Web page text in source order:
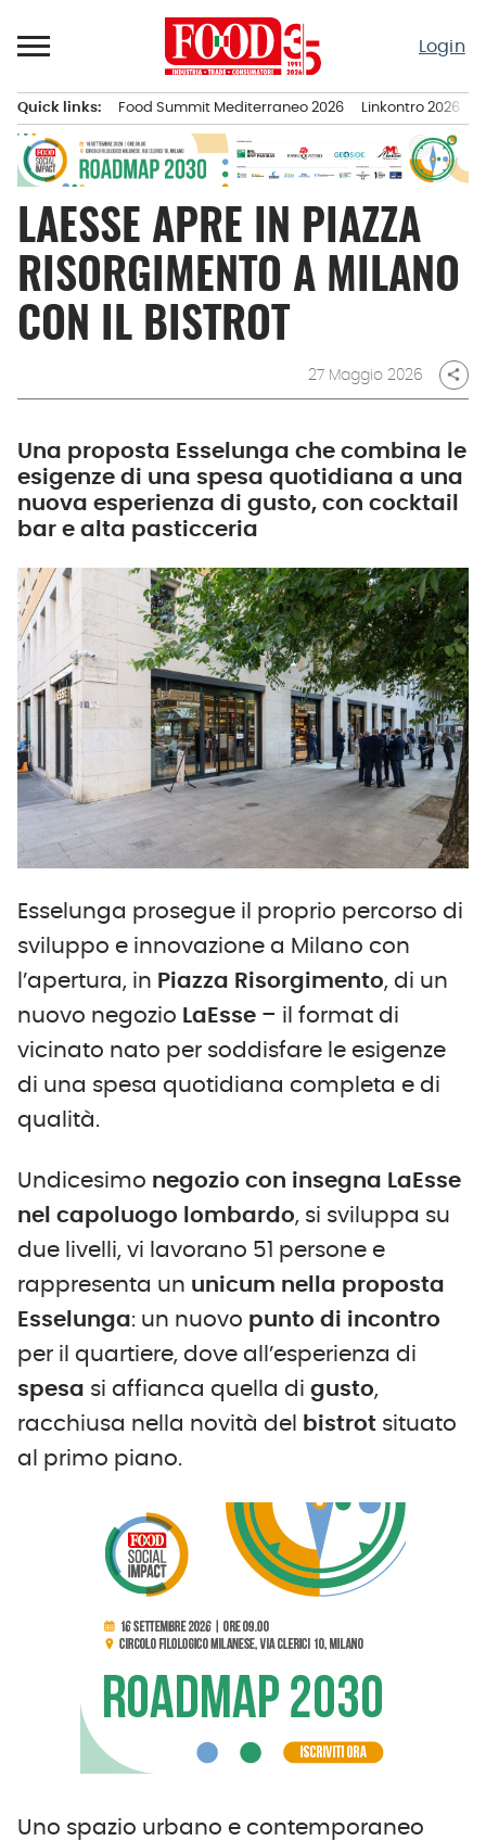
al
Login
principale
Quick links: Food Summit Mediterraneo 2026 Linkontro 2026
LAESSE APRE IN PIAZZA
RISORGIMENTO A MILANO
CON IL BISTROT
27 Maggio 2026 share
Una proposta Esselunga che combina le
esigenze di una spesa quotidiana a una
nuova esperienza di gusto, con cocktail
bar e alta pasticceria
Esselunga prosegue il proprio percorso di
sviluppo e innovazione a Milano con
l’apertura, in Piazza Risorgimento, di un
nuovo negozio LaEsse – il format di
vicinato nato per soddisfare le esigenze
di una spesa quotidiana completa e di
qualità.
Undicesimo negozio con insegna LaEsse
nel capoluogo lombardo, si sviluppa su
due livelli, vi lavorano 51 persone e
rappresenta un unicum nella proposta
Esselunga: un nuovo punto di incontro
per il quartiere, dove all’esperienza di
spesa si affianca quella di gusto,
racchiusa nella novità del
bistrot situato
al primo piano.
Uno spazio urbano e contemporaneo